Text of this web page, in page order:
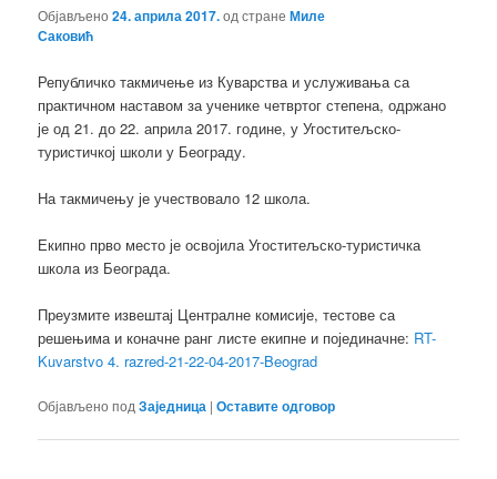
Објављено24. априла 2017.од странеМиле
Саковић
Републичко такмичење из Куварства и услуживања са
практичном наставом за ученике четвртог степена, одржано
је од 21. до 22. априла 2017. године, у Угоститељско-
туристичкој школи у Београду.
На такмичењу је учествовало 12 школа.
Екипно прво место је освојила Угоститељско-туристичка
школа из Београда.
Преузмите извештај Централне комисије, тестове са
решењима и коначне ранг листе екипне и појединачне: RT-
Kuvarstvo 4. razred-21-22-04-2017-Beograd
Објављено под Заједница |Оставите одговор